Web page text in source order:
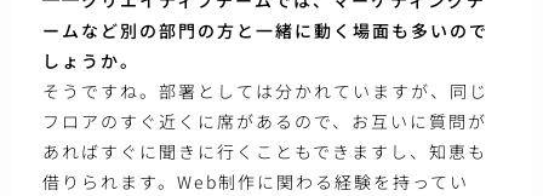
ームなど別の部門の方と一緒に動く場面も多いので
しょうか。
そうですね。部署としては分かれていますが、同じ
フロアのすぐ近くに席があるので、お互いに質問が
あればすぐに聞きに行くこともできますし、知恵も
借りられます。Web制作に関わる経験を持ってい